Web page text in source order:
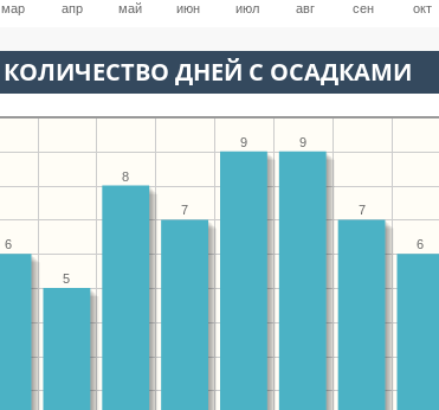
мар апр май июн июл авг сен окт
КОЛИЧЕСТВО ДНЕЙ С ОСАДКАМИ
6
7
9
9
7
8
5
6